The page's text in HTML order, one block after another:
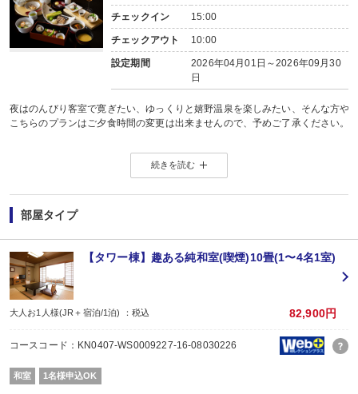
チェックイン 15:00
チェックアウト 10:00
設定期間
2026年04月01日～2026年09月30
日
夜はのんびり客室で寛ぎたい、ゆっくりと嬉野温泉を楽しみたい、そんな方
こちらのプランはご夕食時間の変更は出来ませんので、予めご了承ください。
「きたの茶園(茶農家)」×「瀬頭酒造(酒蔵)」×「日本食利休」のコラボ懐石。
うれしの茶と日本酒をうまく取り入れ、ここでしか味わえない懐石に仕上げま
白磁の上に並ぶ新鮮な海の幸。
茶葉や酒粕を使用したソースと一緒に味わう地元野菜。
温泉水でじっくりと炊き上げた田代米。
佐賀の自然に育まれた高品質の佐賀牛。
一品一品が繊細かつ美しさをたたえた、特別な日の会食にふさわしい贅沢なプ
＜ご夕食＞
日本食「利休」の個室にてご用意いたします。
(ご夕食利用時間)
17：30～19：00（90分間のお席となります)
続きを読む
部屋タイプ
【タワー棟】趣ある純和室(喫煙)10畳(1〜4名1室)
大人お1人様(JR＋宿泊/1泊) ：税込 82,900円
コースコード：KN0407-WS0009227-16-08030226
和室 1名様申込OK